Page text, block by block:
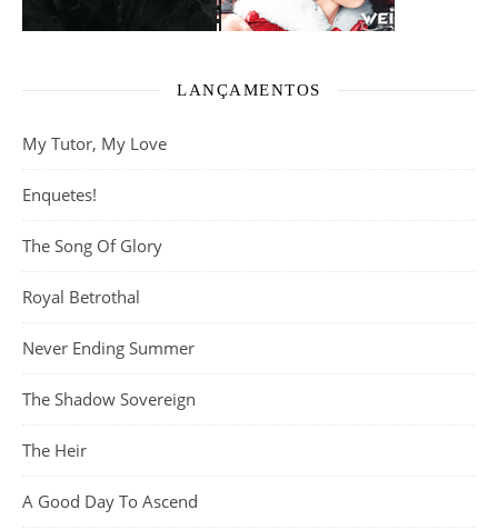
LANÇAMENTOS
My Tutor, My Love
Enquetes!
The Song Of Glory
Royal Betrothal
Never Ending Summer
The Shadow Sovereign
The Heir
A Good Day To Ascend